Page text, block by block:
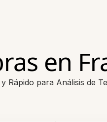
en
Rápido para Análisis de